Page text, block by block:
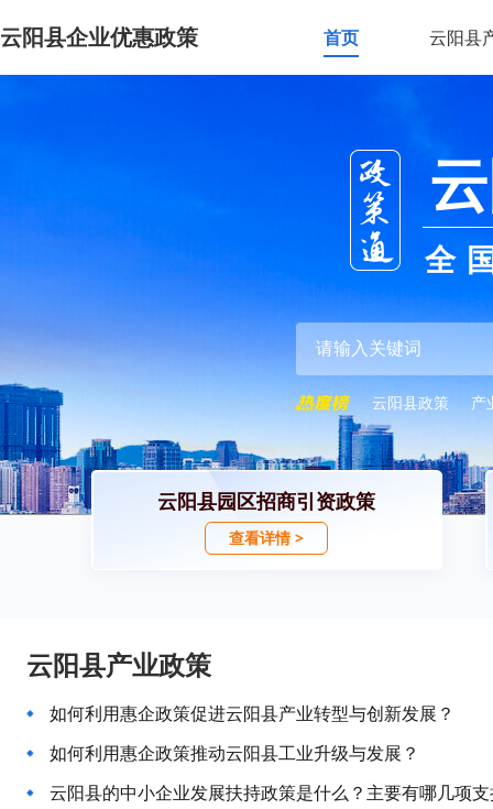
云阳县企业优惠政策 首页 云阳县
全
云阳县政策 产
云阳县园区招商引资政策
查看详情 >
云阳县产业政策
如何利用惠企政策促进云阳县产业转型与创新发展？
如何利用惠企政策推动云阳县工业升级与发展？
云阳县的中小企业发展扶持政策是什么？主要有哪几项